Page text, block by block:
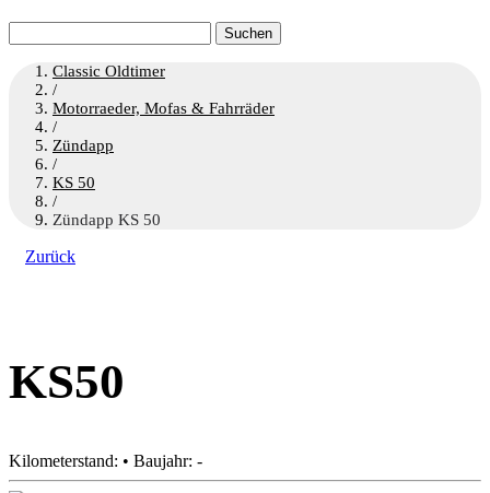
nach:
Classic Oldtimer
/
Motorraeder, Mofas & Fahrräder
/
Zündapp
/
KS 50
/
Zündapp KS 50
Zurück
KS50
Kilometerstand: • Baujahr: -